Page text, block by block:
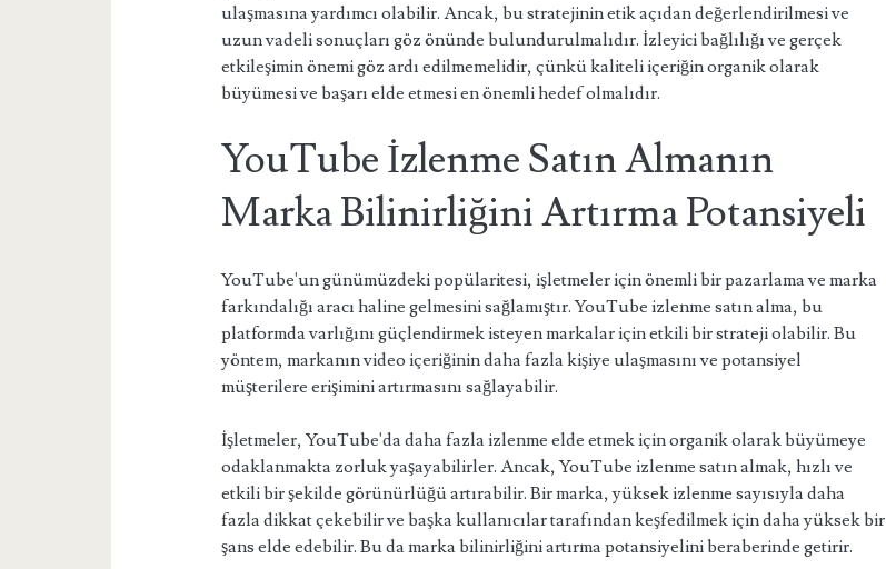
ulaşmasına yardımcı olabilir. Ancak, bu stratejinin etik açıdan değerlendirilmesi ve
uzun vadeli sonuçları göz önünde bulundurulmalıdır. İzleyici bağlılığı ve gerçek
etkileşimin önemi göz ardı edilmemelidir, çünkü kaliteli içeriğin organik olarak
büyümesi ve başarı elde etmesi en önemli hedef olmalıdır.
YouTube İzlenme Satın Almanın
Marka Bilinirliğini Artırma Potansiyeli
YouTube'un günümüzdeki popülaritesi, işletmeler için önemli bir pazarlama ve marka
farkındalığı aracı haline gelmesini sağlamıştır. YouTube izlenme satın alma, bu
platformda varlığını güçlendirmek isteyen markalar için etkili bir strateji olabilir. Bu
yöntem, markanın video içeriğinin daha fazla kişiye ulaşmasını ve potansiyel
müşterilere erişimini artırmasını sağlayabilir.
İşletmeler, YouTube'da daha fazla izlenme elde etmek için organik olarak büyümeye
odaklanmakta zorluk yaşayabilirler. Ancak, YouTube izlenme satın almak, hızlı ve
etkili bir şekilde görünürlüğü artırabilir. Bir marka, yüksek izlenme sayısıyla daha
fazla dikkat çekebilir ve başka kullanıcılar tarafından keşfedilmek için daha yüksek bir
şans elde edebilir. Bu da marka bilinirliğini artırma potansiyelini beraberinde getirir.